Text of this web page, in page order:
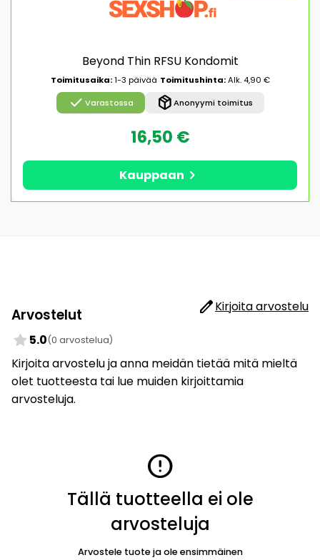
Beyond Thin RFSU Kondomit
Toimitusaika:1-3 päivää Toimitushinta:Alk. 4,90 €
check Varastossa package_2Anonyymi toimitus
16,50 €
Kauppaan chevron_right
Arvostelut editKirjoita arvostelu
star 5.0(0 arvostelua)
Kirjoita arvostelu ja anna meidän tietää mitä mieltä
olet tuotteesta tai lue muiden kirjoittamia
arvosteluja.
error
Tällä tuotteella ei ole
arvosteluja
Arvostele tuote ja ole ensimmäinen